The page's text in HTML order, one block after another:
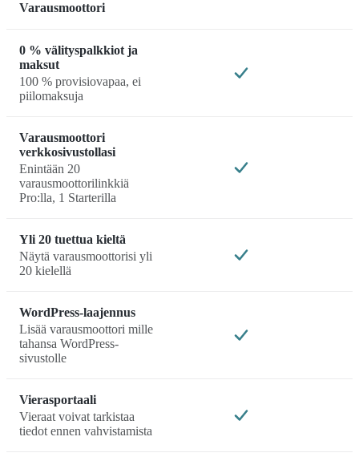
Varausmoottori
0 % välityspalkkiot ja
maksut
100 % provisiovapaa, ei
piilomaksuja
Varausmoottori
verkkosivustollasi
Enintään 20
varausmoottorilinkkiä
Pro:lla, 1 Starterilla
Yli 20 tuettua kieltä
Näytä varausmoottorisi yli
20 kielellä
WordPress-laajennus
Lisää varausmoottori mille
tahansa WordPress-
sivustolle
Vierasportaali
Vieraat voivat tarkistaa
tiedot ennen vahvistamista